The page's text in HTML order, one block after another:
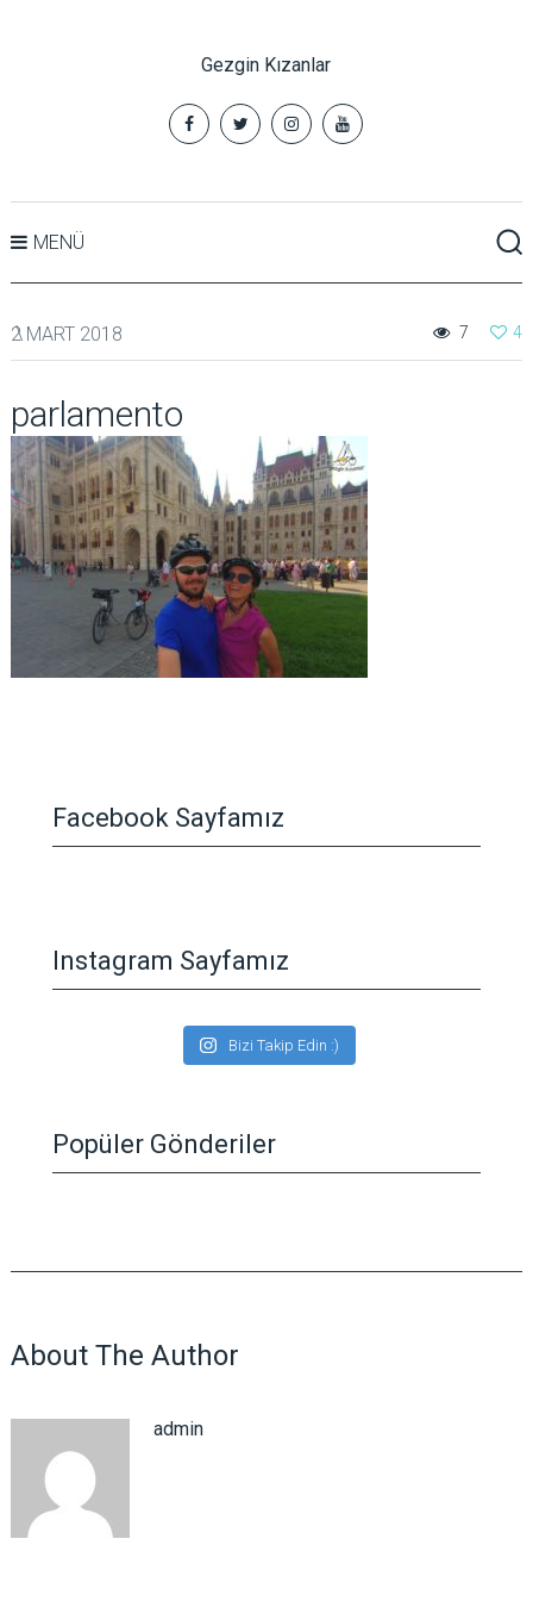
Gezgin Kızanlar
MENÜ
2 MART 2018 4
7
parlamento
Facebook Sayfamız
Instagram Sayfamız
Bizi Takip Edin :)
Popüler Gönderiler
About The Author
admin